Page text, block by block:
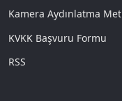
Kamera Aydınlatma
KVKK Başvuru Formu
RSS